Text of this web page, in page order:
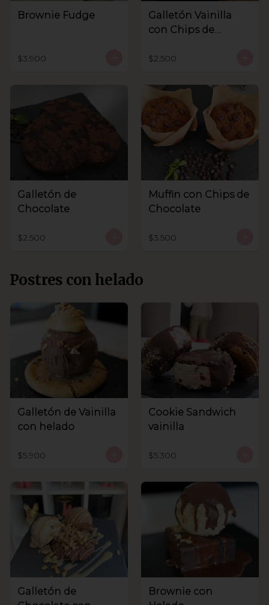
Brownie Fudge
$3.900
Galletón Vainilla
con Chips de
$2.500
Galletón de
Chocolate
$2.500
Muffin con Chips de
Chocolate
$3.500
Postres con helado
Galletón de Vainilla
con helado
$5.900
Cookie Sandwich
vainilla
$5.300
Galletón de
Brownie con